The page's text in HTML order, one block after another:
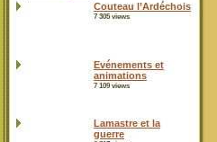
Couteau l’Ardéchois
7 305 views
Evénements et
animations
7 109 views
Lamastre et la
guerre